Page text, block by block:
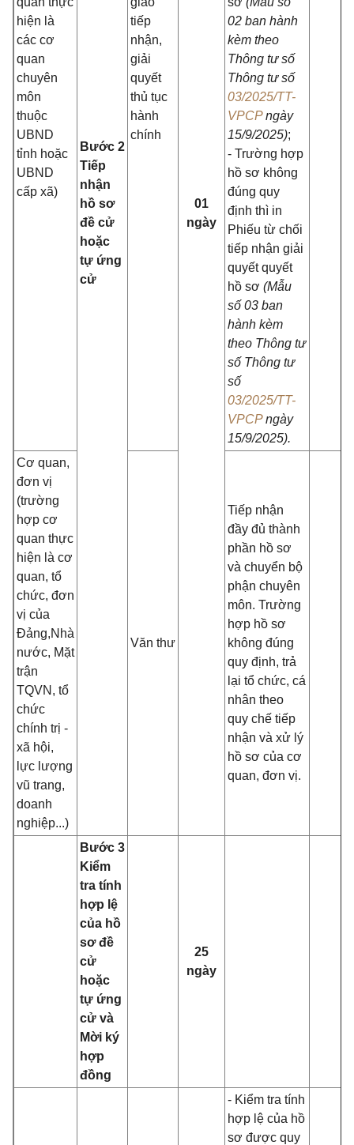
hiện là
các cơ
quan
chuyên
môn
thuộc
UBND
tỉnh hoặc
UBND
cấp xã)
Bước 2
Tiếp
nhận
hồ sơ
đề cử
hoặc
tự ứng
cử
tiếp
nhận,
giải
quyết
thủ tục
hành
chính
01
ngày
02 ban hành
kèm theo
Thông tư số
Thông tư số
03/2025/TT-
VPCPngày
15/9/2025);
- Trường hợp
hồ sơ không
đúng quy
định thì in
Phiếu từ chối
tiếp nhận giải
quyết quyết
hồ sơ (Mẫu
số 03 ban
hành kèm
theo Thông tư
số Thông tư
số
03/2025/TT-
VPCPngày
15/9/2025).
Cơ quan,
đơn vị
(trường
hợp cơ
quan thực
hiện là cơ
quan, tổ
chức, đơn
vị của
Đảng,Nhà
nước, Mặt
trận
TQVN, tổ
chức
chính trị -
xã hội,
lực lượng
vũ trang,
doanh
nghiệp...)
Văn thư
Tiếp nhận
đầy đủ thành
phần hồ sơ
và chuyển bộ
phận chuyên
môn. Trường
hợp hồ sơ
không đúng
quy định, trả
lại tổ chức, cá
nhân theo
quy chế tiếp
nhận và xử lý
hồ sơ của cơ
quan, đơn vị.
Bước 3
Kiểm
tra tính
hợp lệ
của hồ
sơ đề
cử
hoặc
tự ứng
cử và
Mời ký
hợp
đồng
25
ngày
- Kiểm tra tính
hợp lệ của hồ
sơ được quy